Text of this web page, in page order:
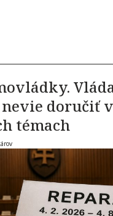
doručiť
témach